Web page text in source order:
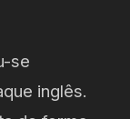
se
inglês.